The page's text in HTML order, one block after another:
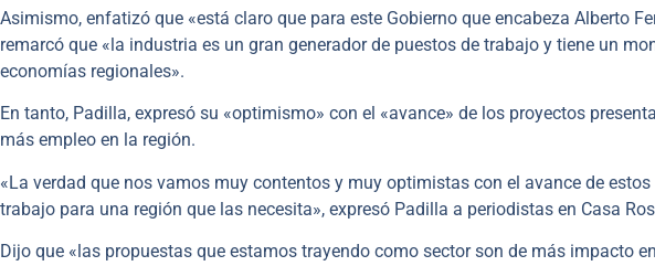
Asimismo, enfatizó que «está claro que para este Gobierno que encabeza Alberto
remarcó que «la industria es un gran generador de puestos de trabajo y tiene un
economías regionales».
En tanto, Padilla, expresó su «optimismo» con el «avance» de los proyectos
más empleo en la región.
«La verdad que nos vamos muy contentos y muy optimistas con el avance de
trabajo para una región que las necesita», expresó Padilla a periodistas en Casa
Dijo que «las propuestas que estamos trayendo como sector son de más impacto